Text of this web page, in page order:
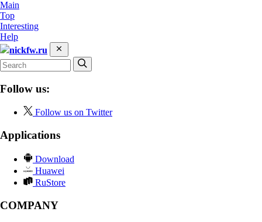
Main
Top
Interesting
Help
nickfw.ru
Follow us:
Follow us on Twitter
Applications
Download
Huawei
RuStore
COMPANY